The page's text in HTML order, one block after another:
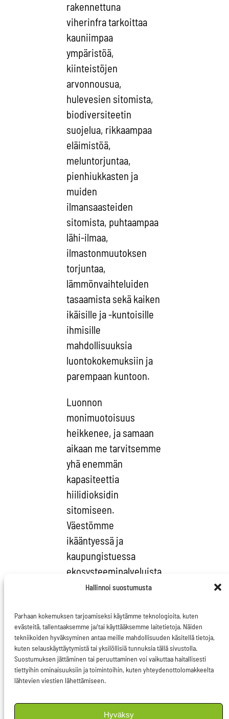
Hallinnoi suostumusta
Parhaan kokemuksen tarjoamiseksi käytämme teknologioita, kuten
evästeitä, tallentaaksemme ja/tai käyttääksemme laitetietoja. Näiden
tekniikoiden hyväksyminen antaa meille mahdollisuuden käsitellä tietoja,
kuten selauskäyttäytymistä tai yksilöllisiä tunnuksia tällä sivustolla.
Suostumuksen jättäminen tai peruuttaminen voi vaikuttaa haitallisesti
tiettyihin ominaisuuksiin ja toimintoihin, kuten yhteydenottolomakkeelta
lähtevien viestien lähettämiseen.
Hyväksy
rakennettuna
viherinfra tarkoittaa
kauniimpaa
ympäristöä,
kiinteistöjen
arvonnousua,
hulevesien sitomista,
biodiversiteetin
suojelua, rikkaampaa
eläimistöä,
meluntorjuntaa,
pienhiukkasten ja
muiden
ilmansaasteiden
sitomista, puhtaampaa
lähi-ilmaa,
ilmastonmuutoksen
torjuntaa,
lämmönvaihteluiden
tasaamista sekä kaiken
ikäisille ja -kuntoisille
ihmisille
mahdollisuuksia
luontokokemuksiin ja
parempaan kuntoon.
Luonnon
monimuotoisuus
heikkenee, ja samaan
aikaan me tarvitsemme
yhä enemmän
kapasiteettia
hiilidioksidin
sitomiseen.
Väestömme
ikääntyessä ja
kaupungistuessa
ekosysteemipalveluista,
joita ovat muun muassa
pienhiukkasten
sitominen ilmasta ja
lämpötilan säätely,
tulee entistä
arvokkaampia ja
vuoksi tarvitsemme